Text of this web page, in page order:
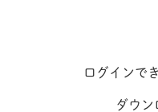
ログインで
ダウン